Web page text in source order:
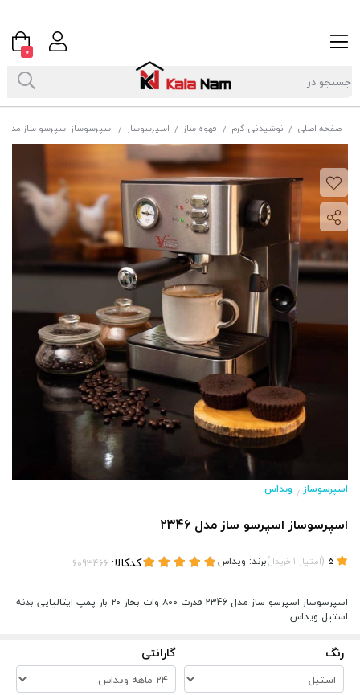
صفحه اصلی / نوشیدنی گرم / قهوه ساز / اسپرسوساز / اسپرسوساز اسپرسو ساز مدل 2346
اسپرسوساز / ویداس
اسپرسوساز اسپرسو ساز مدل 2346
(امتیاز 1خریدار)برند: ویداس کدکالا:
اسپرسوساز اسپرسو ساز مدل 2346 قدرت ۸۰۰ وات بخار ۲۰ بار پمپ ایتالیایی بدنه
استیل ویداس
رنگ گارانتی
0